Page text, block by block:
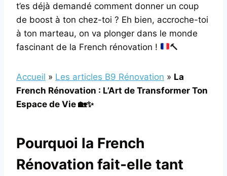
t’es déjà demandé comment donner un coup
de boost à ton chez-toi ? Eh bien, accroche-toi
à ton marteau, on va plonger dans le monde
fascinant de la French rénovation !
🔨
Accueil » Les articles B9 Rénovation » La
French Rénovation : L’Art de Transformer Ton
Espace de Vie 🏡✨
Pourquoi la French
Rénovation fait-elle tant